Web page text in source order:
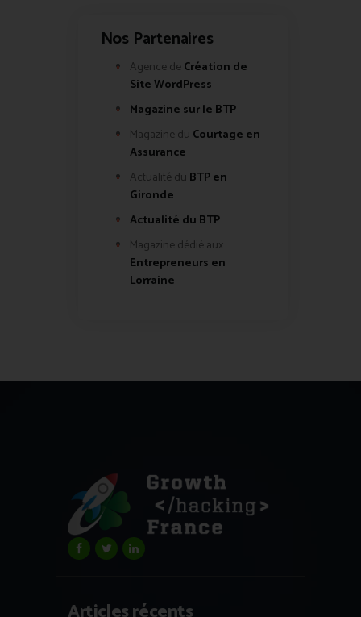
Nos Partenaires
Agence de Création de
Site WordPress
Magazine sur le BTP
Magazine du Courtage en
Assurance
Actualité du BTP en
Gironde
Actualité du BTP
Magazine dédié aux
Entrepreneurs en
Lorraine